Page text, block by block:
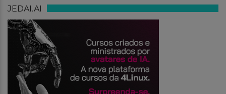
JEDAI.AI